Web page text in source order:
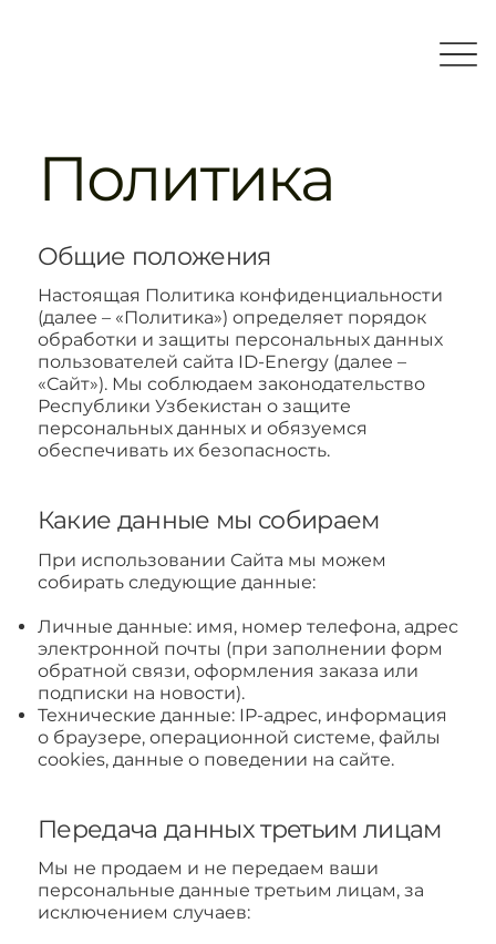
Политика
Общие положения
Настоящая Политика конфиденциальности
(далее – «Политика») определяет порядок
обработки и защиты персональных данных
пользователей сайта ID-Energy (далее –
«Сайт»). Мы соблюдаем законодательство
Республики Узбекистан о защите
персональных данных и обязуемся
обеспечивать их безопасность.
Какие данные мы собираем
При использовании Сайта мы можем
собирать следующие данные:
Личные данные: имя, номер телефона, адрес
электронной почты (при заполнении форм
обратной связи, оформления заказа или
подписки на новости).
Технические данные: IP-адрес, информация
о браузере, операционной системе, файлы
cookies, данные о поведении на сайте.
Передача данных третьим лицам
Мы не продаем и не передаем ваши
персональные данные третьим лицам, за
исключением случаев: